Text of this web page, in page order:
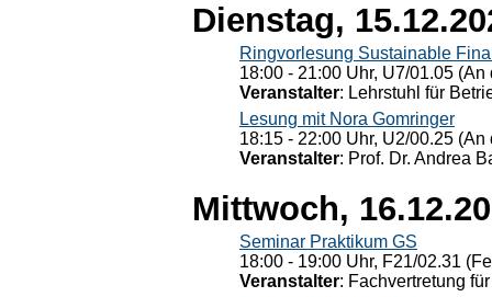
Dienstag,
Ringvorlesung Sustainable
18:00 - 21:00 Uhr, U7/01.05
Veranstalter: Lehrstuhl für
Lesung mit Nora Gomringer
18:15 - 22:00 Uhr, U2/00.25
Veranstalter: Prof. Dr. Andrea
Mittwoch,
Seminar Praktikum GS
18:00 - 19:00 Uhr, F21/02.31
Veranstalter: Fachvertretung